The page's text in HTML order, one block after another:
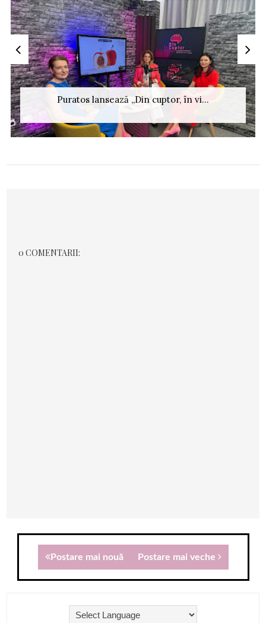
Puratos lansează „Din cuptor, în vi...
0 COMENTARII:
Postare mai nouă Postare mai veche